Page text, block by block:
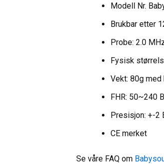
Modell Nr.
Brukbar etter
Probe: 2.0
Fysisk
Vekt: 80g med
FHR: 50~240
Presisjon: +-2
CE merket
Se våre FAQ om